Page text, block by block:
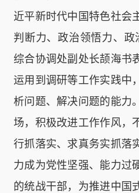
近平新时代中国特色社会
判断力、政治领悟力、政
综合协调处副处长颉海书
运用到调研等工作实践中
析问题、解决问题的能力
场，积极改进工作作风，
行抓落实、求真务实抓落
力成为党性坚强、能力过
的统战干部，为推进中国